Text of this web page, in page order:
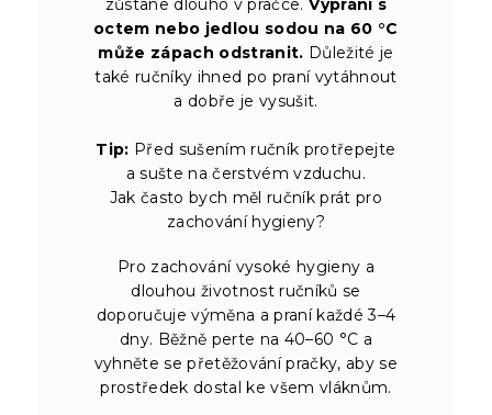
zůstane dlouho v pračce.Vyprání s
octem nebo jedlou sodou na 60 °C
může zápach odstranit. Důležité je
také ručníky ihned po praní vytáhnout
a dobře je vysušit.
Tip: Před sušením ručník protřepejte
a sušte na čerstvém vzduchu.
Jak často bych měl ručník prát pro
zachování hygieny?
Pro zachování vysoké hygieny a
dlouhou životnost ručníků se
doporučuje výměna a praní každé 3–4
dny. Běžně perte na 40–60 °C a
vyhněte se přetěžování pračky, aby se
prostředek dostal ke všem vláknům.